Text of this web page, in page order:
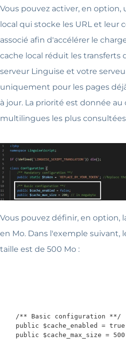
Vous pouvez activer, en option,
local qui stocke les URL et
associé afin d'accélérer le
cache local réduit les transferts
serveur Linguise et votre
uniquement pour les pages
à jour. La priorité est donnée au
multilingues les plus
Vous pouvez définir, en option,
en Mo. Dans l'exemple suivant,
taille est de 500 Mo :
    /** Basic configuration **/
public $cache_enabled =
public $cache_max_size =